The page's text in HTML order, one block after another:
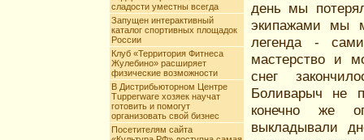
сладости уместны всегда
Запущен интерактивный
каталог спортивных площадок
России
Клуб «Территория Фитнеса
Жулебино» расширяет
физические возможности
В Дистрибьюторном Центре
Tupperware хозяек научат
готовить и помогут
организовать свой бизнес
Посетителям сайта
день мы
экипажами мы
легенда -
мастерство и
снег
Боливарыч не
конечно же
выкладывали